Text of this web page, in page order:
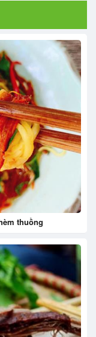
thuồng